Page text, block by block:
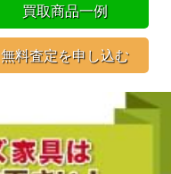
買取商品一例
無料査定を申し込む